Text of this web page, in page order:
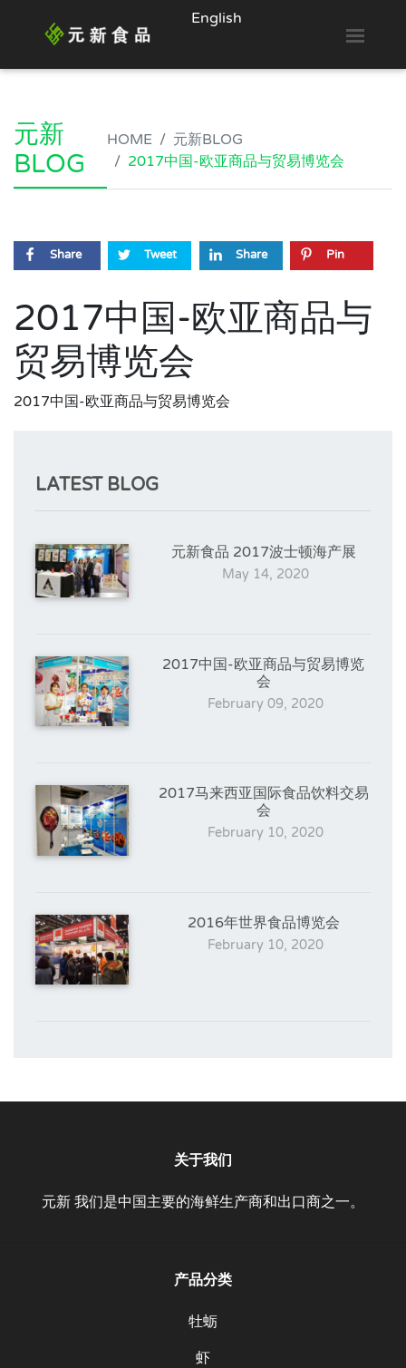
English
元新
BLOG
HOME
元新BLOG
2017中国-欧亚商品与贸易博览会
Share Tweet Share Pin
2017中国-欧亚商品与
贸易博览会
2017中国-欧亚商品与贸易博览会
LATEST BLOG
元新食品 2017波士顿海产展
May 14, 2020
2017中国-欧亚商品与贸易博览
会
February 09, 2020
2017马来西亚国际食品饮料交易
会
February 10, 2020
2016年世界食品博览会
February 10, 2020
关于我们
元新 我们是中国主要的海鲜生产商和出口商之一。
产品分类
牡蛎
虾